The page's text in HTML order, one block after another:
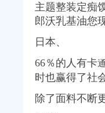
出口权）
）
册）
）
注册）
权）
出口权）
工商注册）
主题整装定痴
郎沃乳基油您
日本、
66％的人有卡
时也赢得了社
除了面料不断